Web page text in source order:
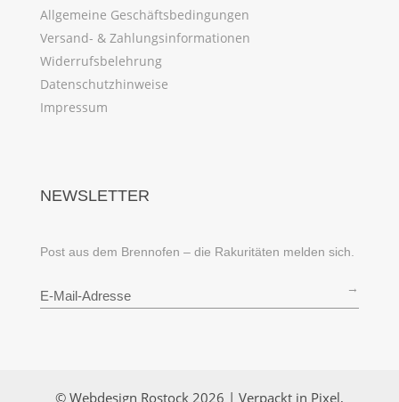
Allgemeine Geschäftsbedingungen
Versand- & Zahlungsinformationen
Widerrufsbelehrung
Datenschutzhinweise
Impressum
NEWSLETTER
Post aus dem Brennofen – die Rakuritäten melden sich.
→
© Webdesign Rostock 2026 | Verpackt in Pixel,